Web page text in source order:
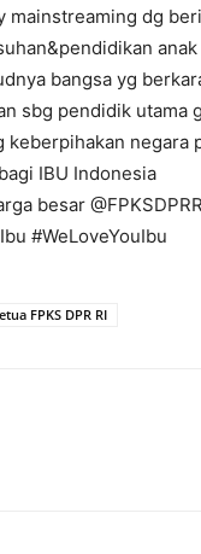
mainstreaming dg
anak
bangsa yg
sbg pendidik utama
keberpihakan
IBU Indonesia
besar
#WeLoveYouIbu
FPKS DPR RI